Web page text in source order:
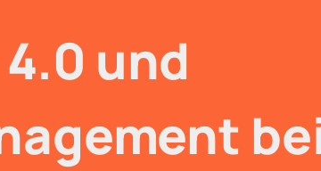
und